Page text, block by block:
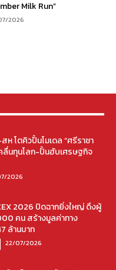
Milk Run”
2026
ห โตคิวปั้นโมเดล “ศรีราชา
ลื่นทุนโลก-ปั้นฮับเศรษฐกิจ
2026
2026 ปิดฉากยิ่งใหญ่ ดึงผู้
คน สร้างมูลค่าทาง
ล้านบาท
22/07/2026